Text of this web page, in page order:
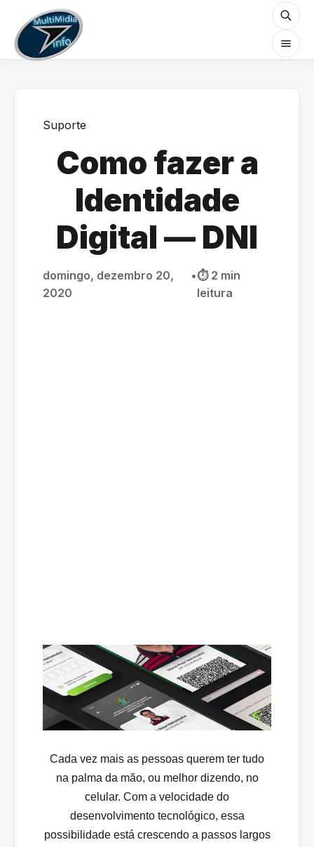
Suporte
Como fazer a
Identidade
Digital — DNI
domingo, dezembro 20,
2020
•⏱️ 2 min
leitura
Cada vez mais as pessoas querem ter tudo
na palma da mão, ou melhor dizendo, no
celular. Com a velocidade do
desenvolvimento tecnológico, essa
possibilidade está crescendo a passos largos